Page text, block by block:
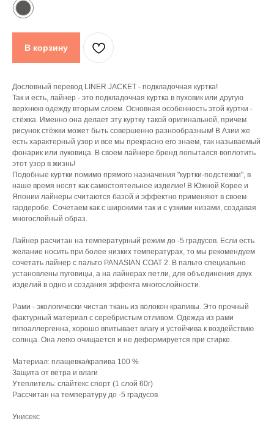
В корзину
Дословный перевод LINER JACKET - подкладочная куртка!
Так и есть, лайнер - это подкладочная куртка в пуховик или другую
верхнюю одежду вторым слоем. Основная особенность этой куртки -
стёжка. Именно она делает эту куртку такой оригинальной, причем
рисунок стёжки может быть совершенно разнообразным! В Азии же
есть характерный узор и все мы прекрасно его знаем, так называемый
фонарик или луковица. В своем лайнере бренд попытался воплотить
этот узор в жизнь!
Подобные куртки помимо прямого назначения "куртки-подстежки", в
наше время носят как самостоятельное изделие! В Южной Корее и
Японии лайнеры считаются базой и эффектно применяют в своем
гардеробе. Сочетаем как с широкими так и с узкими низами, создавая
многослойный образ.
Лайнер расчитан на температурный режим до -5 градусов. Если есть
желание носить при более низких температурах, то мы рекомендуем
сочетать лайнер с пальто PANASIAN COAT 2. В пальто специально
установлены пуговицы, а на лайнерах петли, для объединения двух
изделий в одно и создания эффекта многослойности.
Рами - экологически чистая ткань из волокон крапивы. Это прочный
фактурный материал с серебристым отливом. Одежда из рами
гипоаллергенна, хорошо впитывает влагу и устойчива к воздействию
солнца. Она легко очищается и не деформируется при стирке.
Материал: плащевка/крапива 100 %
Защита от ветра и влаги
Утеплитель: слайтекс спорт (1 слой 60г)
Рассчитан на температуру до -5 градусов
Унисекс